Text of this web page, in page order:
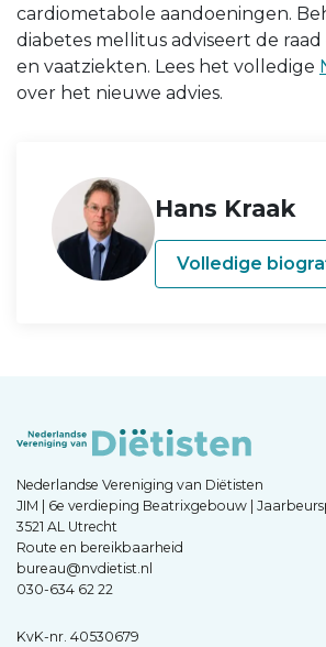
cardiometabole aandoeningen.
diabetes mellitus adviseert de
en vaatziekten. Lees het volledige
over het nieuwe advies.
Hans Kraak
Volledige
Nederlandse Vereniging van Diëtisten
JIM | 6e verdieping Beatrixgebouw |
3521 AL Utrecht
Route en bereikbaarheid
bureau@nvdietist.nl
030-634 62 22
KvK-nr. 40530679